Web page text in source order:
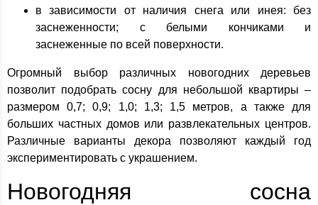
в зависимости от наличия снега или инея: без
заснеженности; с белыми кончиками и
заснеженные по всей поверхности.
Огромный выбор различных новогодних деревьев
позволит подобрать сосну для небольшой квартиры –
размером 0,7; 0,9; 1,0; 1,3; 1,5 метров, а также для
больших частных домов или развлекательных центров.
Различные варианты декора позволяют каждый год
экспериментировать с украшением.
Новогодняя сосна